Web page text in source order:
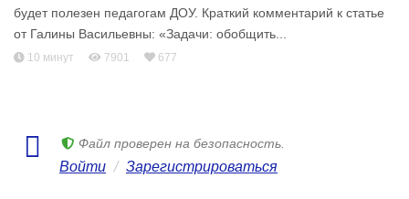
будет полезен педагогам ДОУ. Краткий комментарий к статье
от Галины Васильевны: «Задачи: обобщить...
10 минут 7901 677
Файл проверен на безопасность.
Войти / Зарегистрироваться